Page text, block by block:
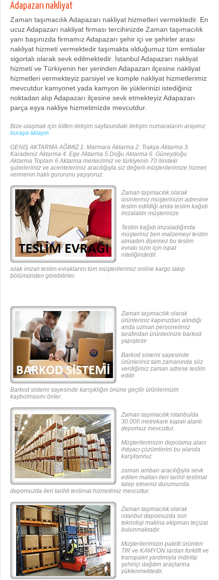
Adapazarı nakliyat
Zaman taşımacılık Adapazarı nakliyat hizmetleri vermektedir. En
ucuz Adapazarı nakliyat firması tercihinizde Zaman taşımacılık
yanı başınızda firmamız Adapazarı şehir içi ve şehirler arası
nakliyat hizmeti vermektedir taşımakta olduğumuz tüm emtialar
sigortalı olarak sevk edilmektedir. İstanbul Adapazarı nakliyat
hizmeti ve Türkiyenin her yerinden Adapazarı ilçesine nakliyat
hizmetleri vermekteyiz parsiyel ve komple nakliyat hizmetlerimiz
mevcutdur kamyonet yada kamyon ile yüklerinizi istediğiniz
noktadan alıp Adapazarı ilçesine sevk etmekteyiz Adapazarı
parça eşya nakliye hizmetimizde mevcutdur.
Bize ulaşmak için lütfen iletişim sayfasındaki iletişim numaralarını arayınız
buraya tıklayın
GENİŞ AKTARMA AĞIMIZ 1. Marmara Aktarma 2. Trakya Aktarma 3.
Karadeniz Aktarma 4. Ege Aktarma 5 Doğu Aktarma 6. Güneydoğu
Aktarma Toplam 6 Aktarma merkezimiz ve türkiyenin 70 ilindeki
şubelerimiz ve acentelerimiz aracılığıyla siz değerli müşterilerimize hizmet
vermenin haklı gururunu yaşıyoruz.
Zaman taşımacılık olarak
ürünleriniz müşterinizin adresine
teslim edildiği anda teslim kağıdı
imzalatılır müşterinize
Teslim kağıdı imzaladığında
müşteriniz ben malzemeyi teslim
almadım diyemez bu teslim
evrakı sizin için ispat
niteliğindedir.
ıslak imzalı teslim evraklarını tüm müşterilerimiz online kargo takip
bölümünden görebilirler.
Zaman taşımacılık olarak
ürünleriniz kapınızdan alındığı
anda uzman personelimiz
tarafından ürünlerinize barkod
yapıştırılır
Barkod sistemi sayesinde
ürünleriniz tam zamanında söz
verdiğimiz zaman adrese teslim
edilir
Barkod sistemi sayesinde karışıklığın önüne geçilir ürünlerinizin
kaybolmasını önler.
Zaman taşımacılık istanbulda
30.000 metrekare kapalı alanlı
depomuz mevcuttur.
Müşterilerimizin depolama alanı
ihtiyacı çözümlerini bu alanda
karşılıyoruz.
zaman ambarı aracılığıyla sevk
edilen malları ileri tarihli teslimat
talep etmeniz durumunda
depomuzda ileri tarihli teslimat hizmetimiz mevcuttur
Zaman taşımacılık olarak
istanbul depomuzda son
teknoloji makina ekipman teçizat
bulunmaktadır.
Müşterilerimizin paletli ürünleri
TIR ve KAMYON lardan forklift ve
transpalet yardımıyla indirilip
şehiriçi dağıtım araçlarına
yüklenmektedir.